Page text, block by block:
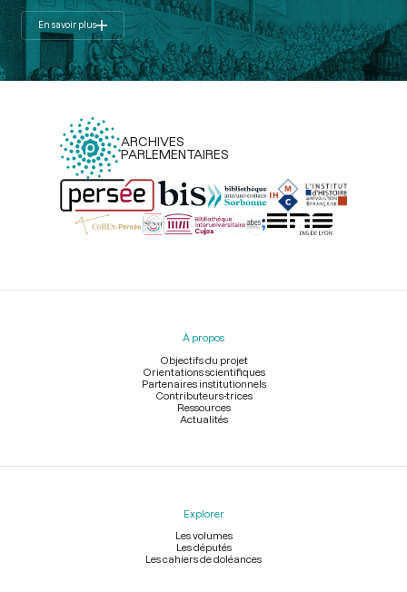
En savoir plus
ARCHIVES
PARLEMENTAIRES
Menu
À propos
Objectifs du projet
Orientations scientifiques
Partenaires institutionnels
Contributeurs-trices
Ressources
Actualités
Explorer
Les volumes
Les députés
Les cahiers de doléances